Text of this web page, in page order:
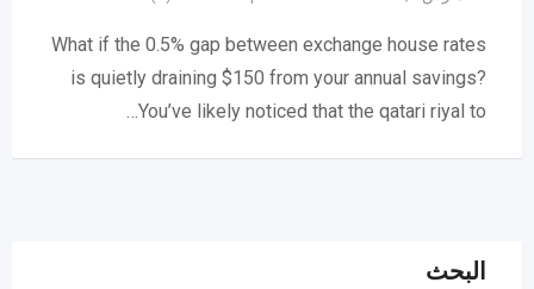
What if the 0.5% gap between exchange house rates
is quietly draining $150 from your annual savings?
You’ve likely noticed that the qatari riyal to…
البحث